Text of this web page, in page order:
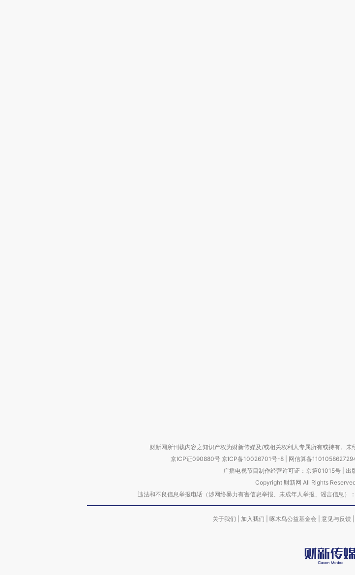
财新网所刊载内容之知识产权为财新传媒及/或相关权利人专属所有或持有。未
京ICP证090880号 京ICP备10026701号-8 网信算备
广播电视节目制作经营许可证：京第01015号| 出
Copyright 财新网 All Rights
违法和不良信息举报电话（涉网络暴力有害信息举报、未成年人举报、谣言信
关于我们 加入我们 啄木鸟公益基金会 意见与反馈